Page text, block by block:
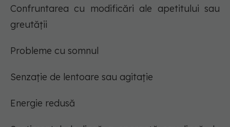
Confruntarea cu modificări ale apetitului sau
greutății
Probleme cu somnul
Senzație de lentoare sau agitație
Energie redusă